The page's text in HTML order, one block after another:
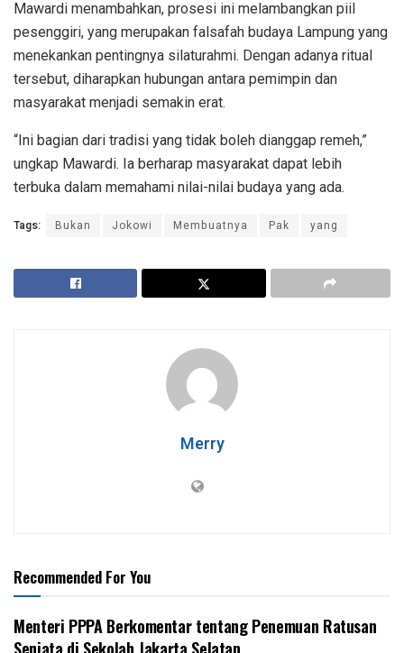
Mawardi menambahkan, prosesi ini melambangkan piil
pesenggiri, yang merupakan falsafah budaya Lampung yang
menekankan pentingnya silaturahmi. Dengan adanya ritual
tersebut, diharapkan hubungan antara pemimpin dan
masyarakat menjadi semakin erat.
“Ini bagian dari tradisi yang tidak boleh dianggap remeh,”
ungkap Mawardi. Ia berharap masyarakat dapat lebih
terbuka dalam memahami nilai-nilai budaya yang ada.
Tags: Bukan Jokowi Membuatnya Pak yang
Merry
Recommended For You
Menteri PPPA Berkomentar tentang Penemuan Ratusan